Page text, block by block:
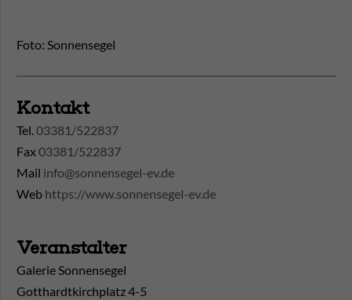
Foto: Sonnensegel
Kontakt
Tel.03381/522837
Fax03381/522837
Mail info@sonnensegel-ev.de
Web https://www.sonnensegel-ev.de
Veranstalter
Galerie Sonnensegel
Gotthardtkirchplatz 4-5